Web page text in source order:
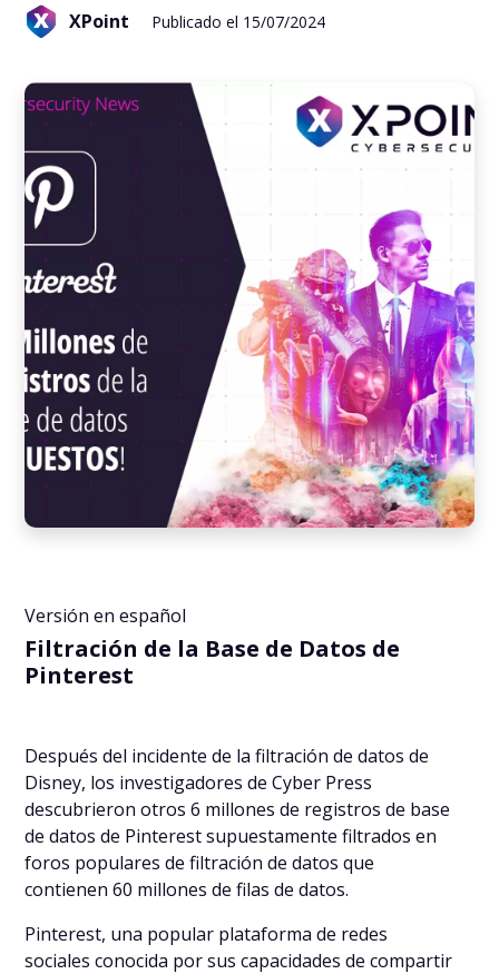
XPoint Publicado el 15/07/2024
Versión en español
Filtración de la Base de Datos de
Pinterest
Después del incidente de la filtración de datos de
Disney, los investigadores de Cyber Press
descubrieron otros 6 millones de registros de base
de datos de Pinterest supuestamente filtrados en
foros populares de filtración de datos que
contienen 60 millones de filas de datos.
Pinterest, una popular plataforma de redes
sociales conocida por sus capacidades de compartir